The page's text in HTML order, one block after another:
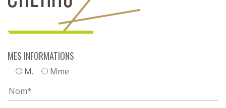
MES INFORMATIONS
M. Mme